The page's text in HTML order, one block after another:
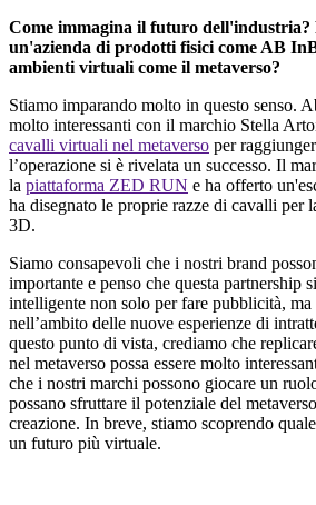
Come immagina il futuro dell'industria?
un'azienda di prodotti fisici come AB
ambienti virtuali come il metaverso?
Stiamo imparando molto in questo senso.
molto interessanti con il marchio Stella
cavalli virtuali nel metaverso per
l’operazione si è rivelata un successo. Il
la piattaforma ZED RUN e ha offerto
ha disegnato le proprie razze di cavalli per
3D.
Siamo consapevoli che i nostri brand
importante e penso che questa partnership
intelligente non solo perfare pubblicità, ma
nell’ambito delle nuove esperienze di
questo punto di vista, crediamo che
nel metaverso possa essere molto
che i nostri marchi possono giocare un
possano sfruttare il potenziale del
creazione. In breve, stiamo scoprendo quale
un futuro più virtuale.